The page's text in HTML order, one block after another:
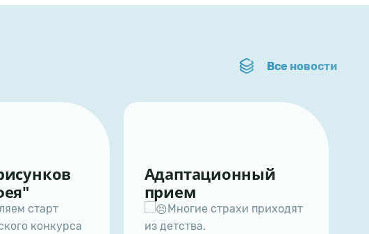
Все новости
Адаптационный
Многие страхи приходят
из детства.
11.06.2024